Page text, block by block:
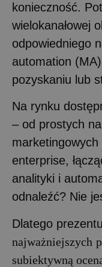
konieczność.
wielokanałowej
odpowiedniego
automation
pozyskaniu lub
Na rynku
– od prostych
enterprise,
analityki i
odnaleźć? Nie
Dlatego
najważniejszych
subiektywną